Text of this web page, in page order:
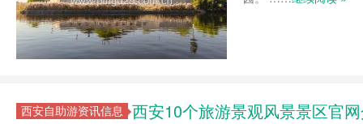
西安自助游资讯信息 西安10个旅游景观风景景区官